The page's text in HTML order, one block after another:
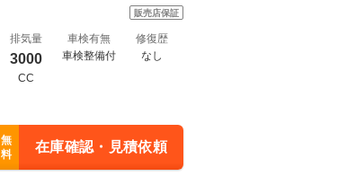
販売店保証
排気量
3000
CC
車検有無
車検整備付
修復歴
なし
無
料
在庫確認・見積依頼